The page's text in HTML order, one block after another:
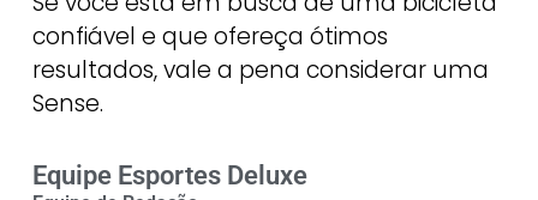
confiável e que ofereça ótimos
resultados, vale a pena considerar uma
Sense.
Equipe Esportes Deluxe